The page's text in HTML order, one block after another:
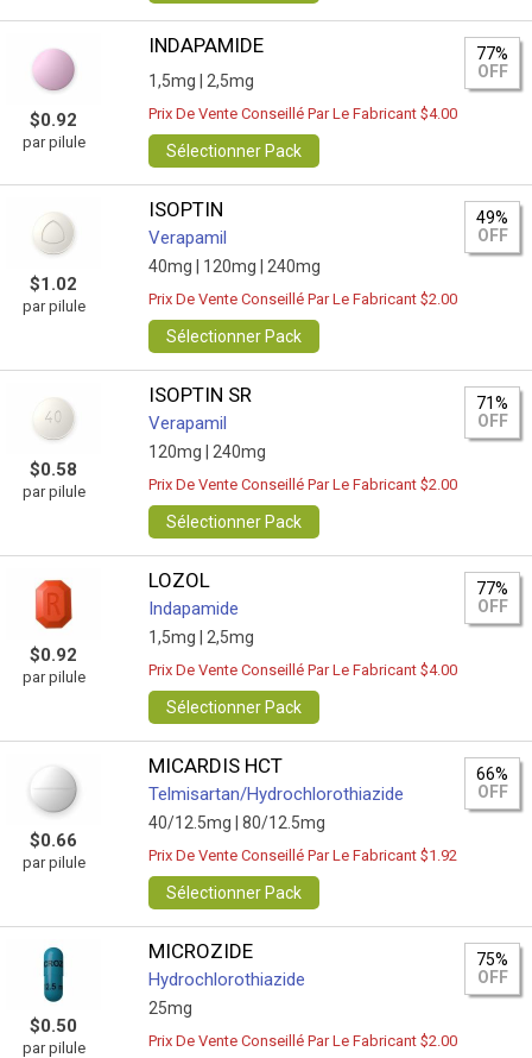
$0.92
par pilule
INDAPAMIDE
1,5mg | 2,5mg
77%
OFF
Prix De Vente Conseillé Par Le Fabricant $4.00
Sélectionner Pack
$1.02
par pilule
ISOPTIN
Verapamil
40mg | 120mg | 240mg
49%
OFF
Prix De Vente Conseillé Par Le Fabricant $2.00
Sélectionner Pack
$0.58
par pilule
ISOPTIN SR
Verapamil
120mg | 240mg
71%
OFF
Prix De Vente Conseillé Par Le Fabricant $2.00
Sélectionner Pack
$0.92
par pilule
LOZOL
Indapamide
1,5mg | 2,5mg
77%
OFF
Prix De Vente Conseillé Par Le Fabricant $4.00
Sélectionner Pack
$0.66
par pilule
MICARDIS HCT
Telmisartan/Hydrochlorothiazide
40/12.5mg | 80/12.5mg
66%
OFF
Prix De Vente Conseillé Par Le Fabricant $1.92
Sélectionner Pack
$0.50
par pilule
MICROZIDE
Hydrochlorothiazide
25mg
75%
OFF
Prix De Vente Conseillé Par Le Fabricant $2.00